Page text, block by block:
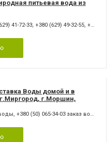
питьевая вода из
41-72-33, +380 (629) 49-32-55, +380 (66) 165-54-53
Воды домой и в
г.Моршин,
+380 (50) 065-34-03 заказ воды